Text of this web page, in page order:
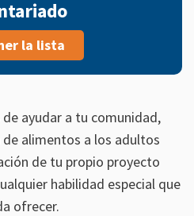
la lista
ayudar a tu comunidad,
alimentos a los adultos
de tu propio proyecto
habilidad especial que
ofrecer.